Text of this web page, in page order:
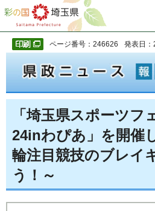
彩の国 埼玉県
ページ番号：246626 発表日
「埼玉県スポーツフ
24inわぴあ」を開催
輪注目競技のブレイ
う！～